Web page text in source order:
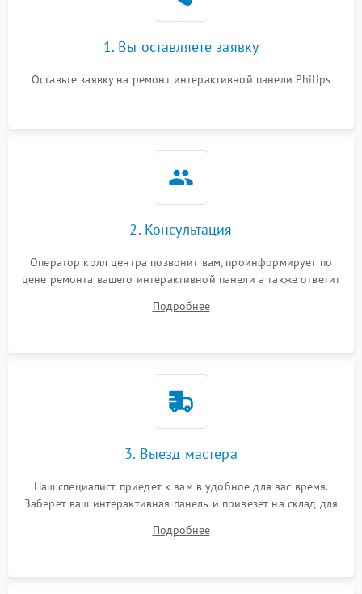
1. Вы оставляете заявку
Оставьте заявку на ремонт интерактивной панели Philips
2. Консультация
Оператор колл центра позвонит вам, проинформирует по
цене ремонта вашего интерактивной панели а также ответит
Подробнее
3. Выезд мастера
Наш специалист приедет к вам в удобное для вас время.
Заберет ваш интерактивная панель и привезет на склад для
Подробнее